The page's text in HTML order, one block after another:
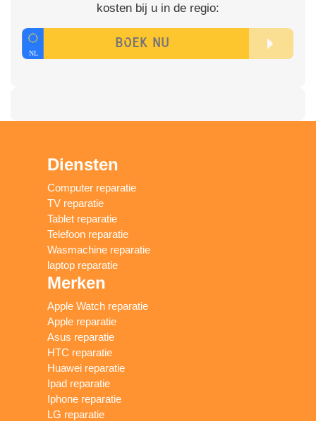
kosten bij u in de regio:
Diensten
Computer reparatie
TV reparatie
Tablet reparatie
Telefoon reparatie
Wasmachine reparatie
laptop reparatie
Merken
Apple Watch reparatie
Apple reparatie
Asus reparatie
HTC reparatie
Huawei reparatie
Ipad reparatie
Iphone reparatie
LG reparatie